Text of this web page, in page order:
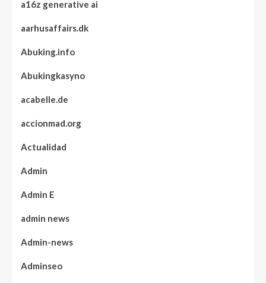
a16z generative ai
aarhusaffairs.dk
Abuking.info
Abukingkasyno
acabelle.de
accionmad.org
Actualidad
Admin
Admin E
admin news
Admin-news
Adminseo